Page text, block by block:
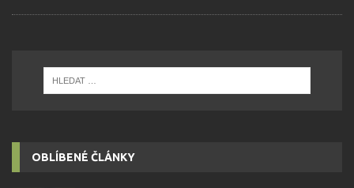
OBLÍBENÉ ČLÁNKY